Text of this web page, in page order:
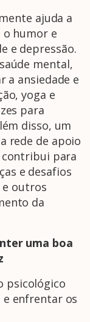
ajuda a
humor e
e depressão.
mental,
a ansiedade e
yoga e
para
disso, um
rede de apoio
para
e desafios
e outros
da
uma boa
psicológico
e enfrentar os